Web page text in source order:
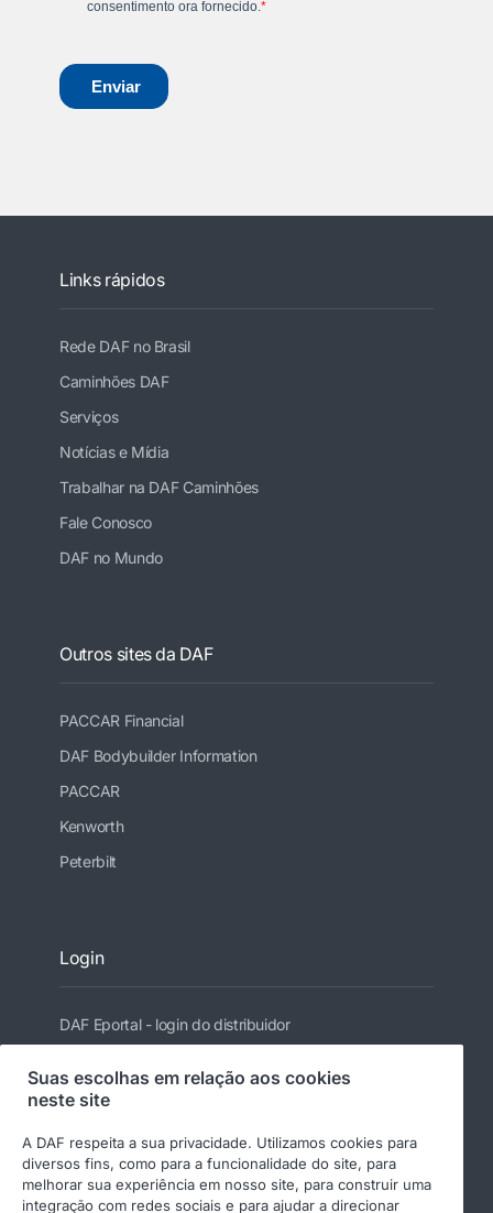
Links rápidos
Rede DAF no Brasil
Caminhões DAF
Serviços
Notícias e Mídia
Trabalhar na DAF Caminhões
Fale Conosco
DAF no Mundo
Outros sites da DAF
PACCAR Financial
DAF Bodybuilder Information
PACCAR
Kenworth
Peterbilt
Login
DAF Eportal - login do distribuidor
Suas escolhas em relação aos cookies
neste site
A DAF respeita a sua privacidade. Utilizamos cookies para
diversos fins, como para a funcionalidade do site, para
melhorar sua experiência em nosso site, para construir uma
integração com redes sociais e para ajudar a direcionar